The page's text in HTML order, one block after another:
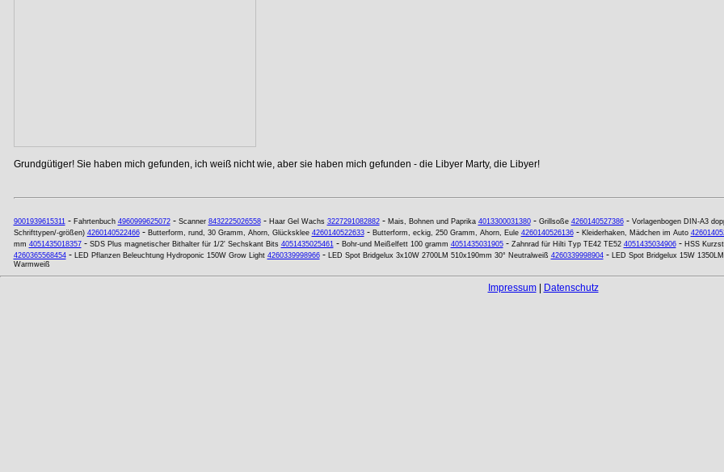
Grundgütiger! Sie haben mich gefunden, ich weiß nicht wie, aber sie haben mich gefunden - die Libyer Marty, die Libyer!
9001939615311- Fahrtenbuch 4960999625072- Scanner 8432225026558- Haar Gel Wachs 3227291082882- Mais, Bohnen und Paprika 4013300031380- Grillsoße 4260140527386- Vorlagenbogen DIN-A3
Schrifttypen/-größen) 4260140522466- Butterform, rund, 30 Gramm, Ahorn, Glücksklee 4260140522633- Butterform, eckig, 250 Gramm, Ahorn, Eule 4260140526136- Kleiderhaken, Mädchen im Auto
mm 4051435018357- SDS Plus magnetischer Bithalter für 1/2' Sechskant Bits 4051435025461- Bohr-und Meißelfett 100 gramm 4051435031905- Zahnrad für Hilti Typ TE42 TE52 4051435034906- HSS
4260365568454- LED Pflanzen Beleuchtung Hydroponic 150W Grow Light 4260339998966- LED Spot Bridgelux 3x10W 2700LM 510x190mm 30° Neutralweiß 4260339998904- LED Spot Bridgelux 15W
Warmweiß
Impressum| Datenschutz